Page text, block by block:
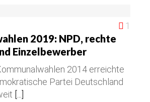
1
2019: NPD, rechte
Einzelbewerber
2014 erreichte
Partei Deutschland